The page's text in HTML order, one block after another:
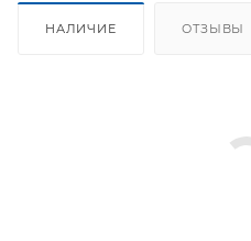
НАЛИЧИЕ ОТЗЫВЫ